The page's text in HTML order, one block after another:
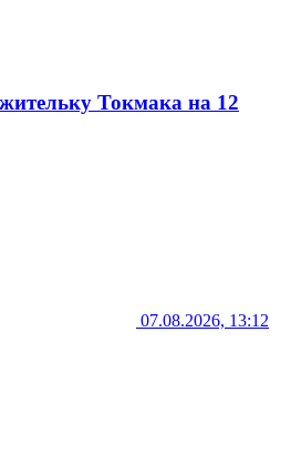
Токмака на 12
07.08.2026, 13:12